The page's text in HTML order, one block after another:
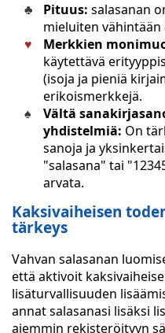
Pituus: salasanan
mieluiten vähintään
Merkkien
käytettävä
(isoja ja pieniä
erikoismerkkejä.
Vältä
yhdistelmiä: On
sanoja ja
"salasana" tai
arvata.
Kaksivaiheisen
tärkeys
Vahvan salasanan
että aktivoit
lisäturvallisuuden
annat salasanasi lisäksi
aiemmin rekisteröityyn